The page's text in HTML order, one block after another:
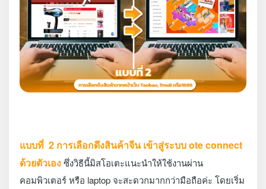
แบบที่ 2 การเลือกดึงสินค้าจีน เข้าสู่ระบบ ote connect
ด้วยตัวเองซึ่งวิธีนี้มิสโอเตะแนะนำให้ใช้งานผ่าน
คอมพิวเตอร์ หรือ laptop จะสะดวกมากกว่ามือถือค่ะ โดยเริ่ม